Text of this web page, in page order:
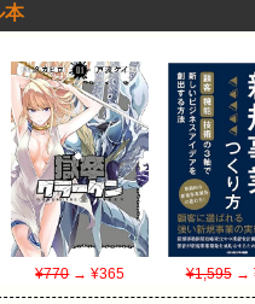
本
¥770→ ¥365 ¥1,595→